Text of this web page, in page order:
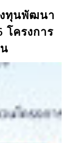
ทุนพัฒนา
โครงการ